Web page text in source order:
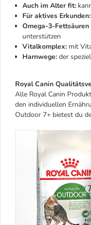
Auch im Alter fit:
Für aktives Erkunden:
Omega-3-Fettsäuren
unterstützen
Vitalkomplex: mit
Harnwege: der
Royal Canin
Alle Royal Canin
den individuellen
Outdoor 7+ bietest du